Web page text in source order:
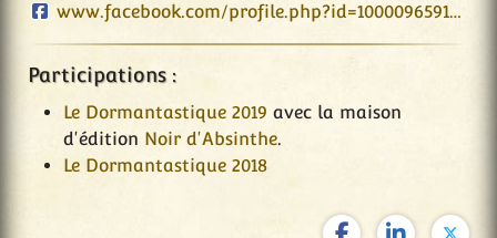
www.facebook.com/profile.php?id=100009659132873
Participations :
Le Dormantastique 2019 avec la maison
d'édition Noir d'Absinthe.
Le Dormantastique 2018